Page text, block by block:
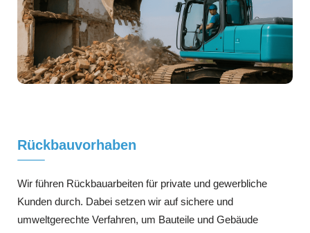
Rückbauvorhaben
Wir führen Rückbauarbeiten für private und gewerbliche
Kunden durch. Dabei setzen wir auf sichere und
umweltgerechte Verfahren, um Bauteile und Gebäude